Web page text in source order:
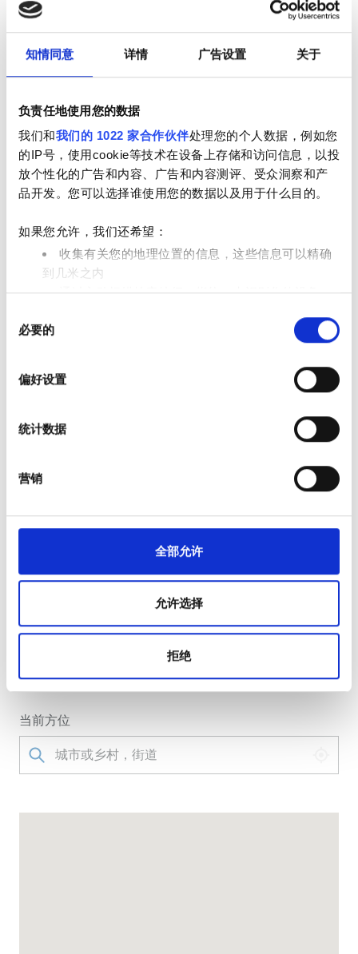
知情同意 详情 广告设置 关于
负责任地使用您的数据
我们和我们的 1022 家合作伙伴处理您的个人数据，例如您
的IP号，使用cookie等技术在设备上存储和访问信息，以投
放个性化的广告和内容、广告和内容测评、受众洞察和产
品开发。您可以选择谁使用您的数据以及用于什么目的。
如果您允许，我们还希望：
收集有关您的地理位置的信息，这些信息可以精确
到几米之内
通过主动扫描特定特征（指纹）来识别您的设备
查找有关您的个人数据如何处理的更多信息，
并设置您的首选项。您可随时从Cookie声明中更改或撤回
我们使用 Cookie 来制作贴合用户需求的内容与广告、提供
体、广告和分析合作伙伴分享您对我们网站的使用情况，
必要的
偏好设置
统计数据
营销
全部允许
允许选择
拒绝
星期三 07:00 - 16:00
星期四 07:00 - 16:00
星期五
星期六 07:00 - 16:00
员工
Clinic Manager
现金
转到诊所
1026 Building A, Yaxia International Car City, No. 55
Ningyang West Road, 242300 宁国, 中国
当前方位